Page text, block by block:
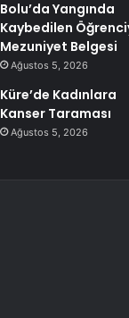
Bolu’da Yangında
Kaybedilen
Mezuniyet Belgesi
Ağustos 5, 2026
Küre’de Kadınlara
Kanser Taraması
Ağustos 5, 2026